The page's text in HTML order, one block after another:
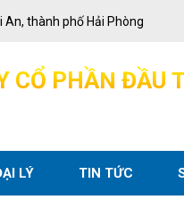
thành phố Hải Phòng
CỔ PHẦN ĐẦU
LÝ TIN TỨC